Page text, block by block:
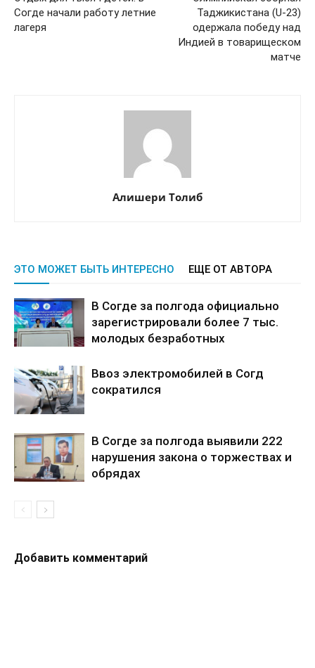
Согде начали работу летние
лагеря
Таджикистана (U-23)
одержала победу над
Индией в товарищеском
матче
Алишери Толиб
ЭТО МОЖЕТ БЫТЬ ИНТЕРЕСНО ЕЩЕ ОТ АВТОРА
В Согде за полгода официально
зарегистрировали более 7 тыс.
молодых безработных
Ввоз электромобилей в Согд
сократился
В Согде за полгода выявили 222
нарушения закона о торжествах и
обрядах
Добавить комментарий